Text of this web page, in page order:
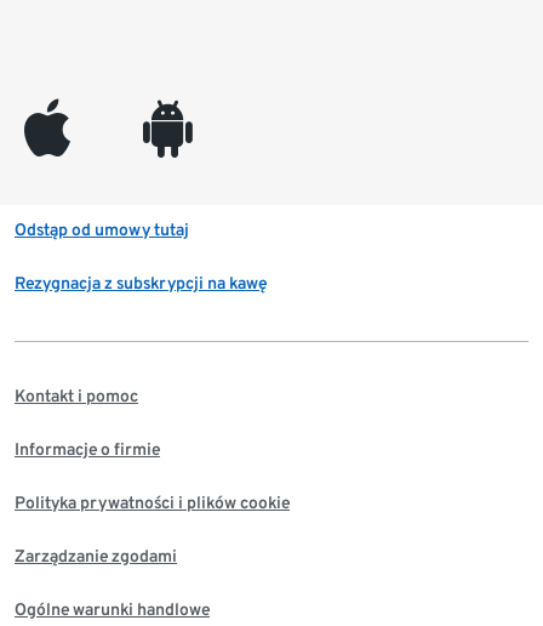
appleinc android
Odstąp od umowy tutaj
Rezygnacja z subskrypcji na kawę
Kontakt i pomoc
Informacje o firmie
Polityka prywatności i plików cookie
Zarządzanie zgodami
Ogólne warunki handlowe